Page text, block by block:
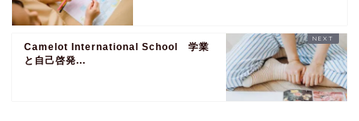
Camelot International School 学業
と自己啓発...